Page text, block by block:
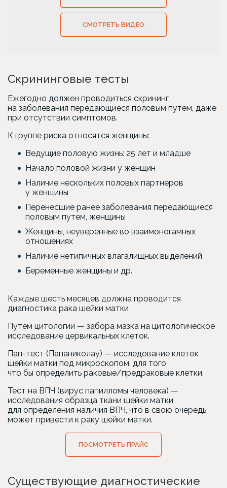
СМОТРЕТЬ ВИДЕО
Скрининговые тесты
Ежегодно должен проводиться скрининг
на заболевания передающиеся половым путем, даже
при отсутствии симптомов.
К группе риска относятся женщины:
Ведущие половую жизнь: 25 лет и младше
Начало половой жизни у женщин
Наличие нескольких половых партнеров
у женщины
Перенесшие ранее заболевания передающиеся
половым путем, женщины
Женщины, неуверенные во взаимоногамных
отношениях
Наличие нетипичных влагалищных выделений
Беременные женщины и др.
Каждые шесть месяцев должна проводится
диагностика рака шейки матки
Путем цитологии — забора мазка на цитологическое
исследование цервикальных клеток.
Пап-тест (Папаниколау) — исследование клеток
шейки матки под микроскопом, для того
что бы определить раковые/предраковые клетки.
Тест на ВПЧ (вирус папилломы человека) —
исследования образца ткани шейки матки
для определения наличия ВПЧ, что в свою очередь
может привести к раку шейки матки.
ПОСМОТРЕТЬ ПРАЙС
Существующие диагностические